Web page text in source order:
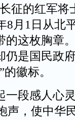
征的红军将
8月1日从北
的这枚胸章
仍是国民政
徽标。
段感人心
声，使中华